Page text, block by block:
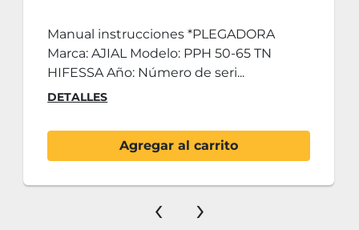
Manual instrucciones *PLEGADORA
Marca: AJIAL Modelo: PPH 50-65 TN
HIFESSA Año: Número de seri...
DETALLES
Agregar al carrito
‹ ›